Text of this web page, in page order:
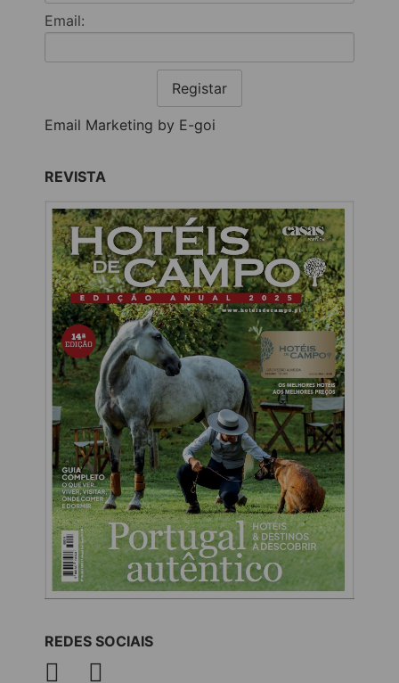
Email:
Registar
Email Marketing by E-goi
REVISTA
REDES SOCIAIS